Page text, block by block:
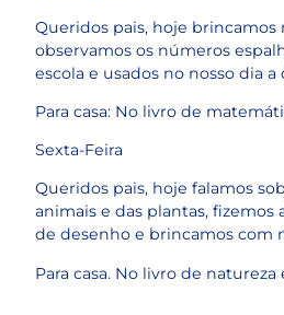
Queridos pais, hoje brincamos
observamos os números
escola e usados no nosso dia a
Para casa: No livro de
Sexta-Feira
Queridos pais, hoje falamos
animais e das plantas,
de desenho e brincamos com
Para casa. No livro de natureza